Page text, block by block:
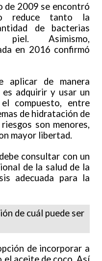
de 2009 se encontró
reduce tanto la
de bacterias
Asimismo,
en 2016 confirmó
aplicar de manera
es adquirir y usar un
compuesto, entre
de hidratación de
son menores,
mayor libertad.
consultar con un
de la salud de la
adecuada para la
de cuál puede ser
de incorporar a